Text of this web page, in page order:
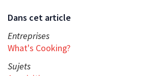
Dans cet article
Entreprises
What's Cooking?
Sujets